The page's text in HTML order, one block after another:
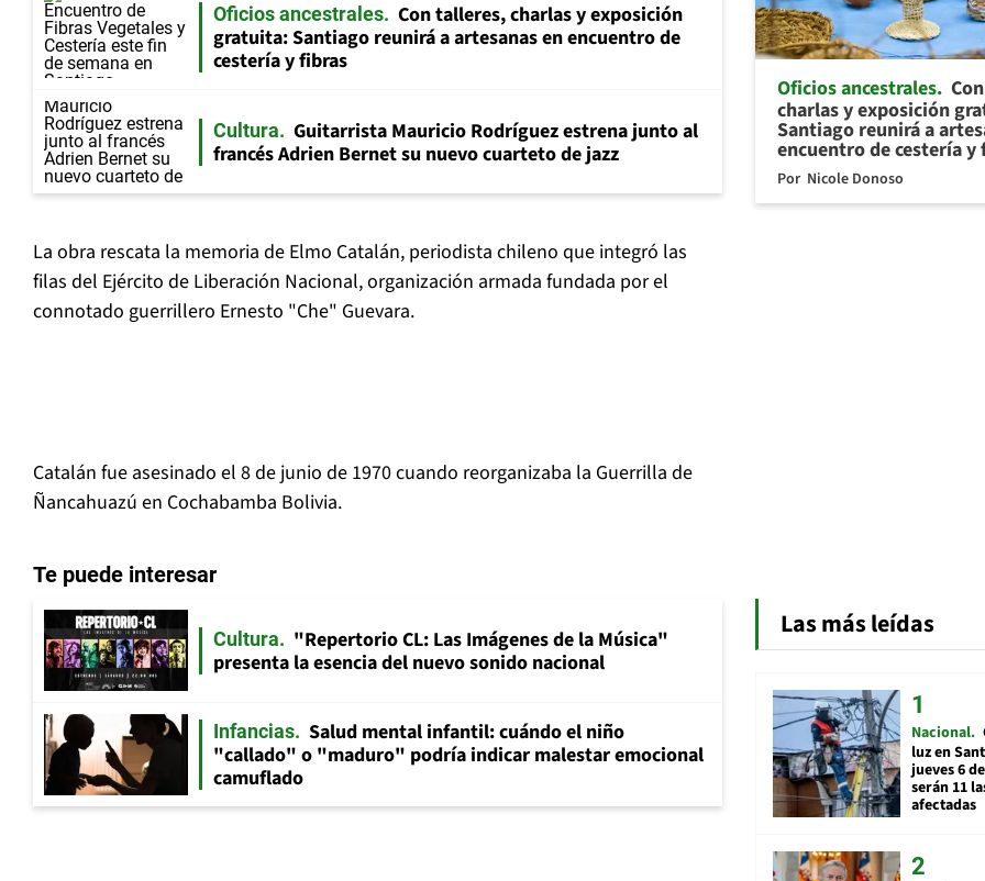
Oficios ancestrales
Con talleres, charlas y exposición
gratuita: Santiago reunirá a artesanas en encuentro de
cestería y fibras
Cultura
Guitarrista Mauricio Rodríguez estrena junto al
francés Adrien Bernet su nuevo cuarteto de jazz
La obra rescata la memoria de Elmo Catalán, periodista chileno que integró las
filas del Ejército de Liberación Nacional, organización armada fundada por el
connotado guerrillero Ernesto "Che" Guevara.
Catalán fue asesinado el 8 de junio de 1970 cuando reorganizaba la Guerrilla de
Ñancahuazú en Cochabamba Bolivia.
Te puede interesar
Cultura
"Repertorio CL: Las Imágenes de la Música"
presenta la esencia del nuevo sonido nacional
Infancias
Salud mental infantil: cuándo el niño
"callado" o "maduro" podría indicar malestar emocional
camuflado
Oficios ancestrales
charlas y exposición
Santiago reunirá a
encuentro de cestería y
Por Nicole Donoso
Las más leídas
Nacional
luz en
jueves 6
serán 11
afectadas